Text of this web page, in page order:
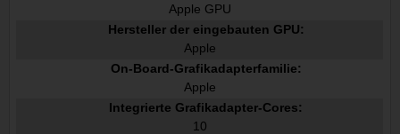
Apple GPU
Hersteller der eingebauten GPU:
Apple
On-Board-Grafikadapterfamilie:
Apple
Integrierte Grafikadapter-Cores:
10